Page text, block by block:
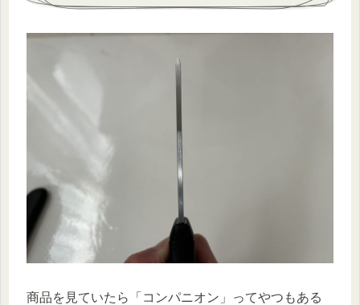
商品を見ていたら「コンパニオン」ってやつもある